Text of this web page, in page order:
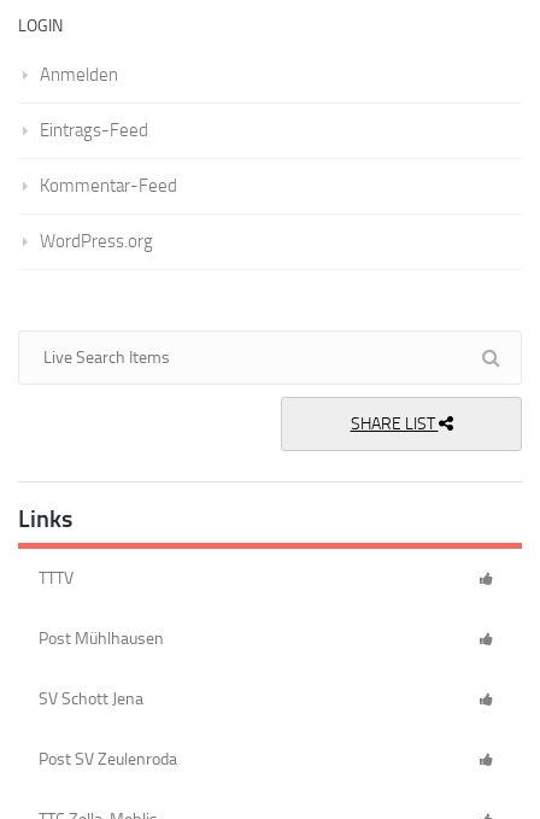
LOGIN
Anmelden
Eintrags-Feed
Kommentar-Feed
WordPress.org
SHARE LIST
Links
TTTV
Post Mühlhausen
SV Schott Jena
Post SV Zeulenroda